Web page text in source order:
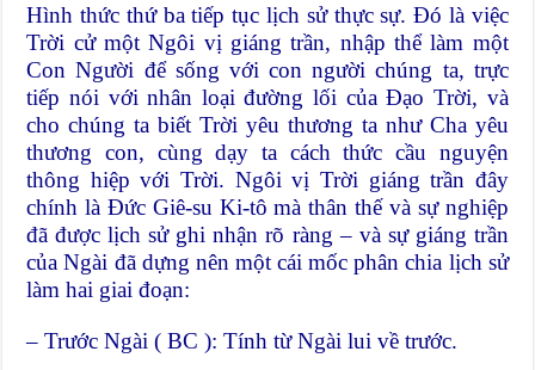
Hình thức thứ ba tiếp tục lịch sử thực sự. Đó là việc
Trời cử một Ngôi vị giáng trần, nhập thể làm một
Con Người để sống với con người chúng ta, trực
tiếp nói với nhân loại đường lối của Đạo Trời, và
cho chúng ta biết Trời yêu thương ta như Cha yêu
thương con, cùng dạy ta cách thức cầu nguyện
thông hiệp với Trời. Ngôi vị Trời giáng trần đây
chính là Đức Giê-su Ki-tô mà thân thế và sự nghiệp
đã được lịch sử ghi nhận rõ ràng – và sự giáng trần
của Ngài đã dựng nên một cái mốc phân chia lịch sử
làm hai giai đoạn:
– Trước Ngài ( BC ): Tính từ Ngài lui về trước.